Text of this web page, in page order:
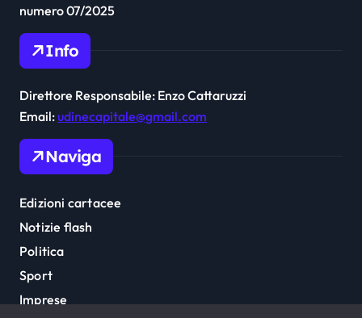
numero 07/2025
Info
Direttore Responsabile: Enzo Cattaruzzi
Email:udinecapitale@gmail.com
Naviga
Edizioni cartacee
Notizie flash
Politica
Sport
Imprese